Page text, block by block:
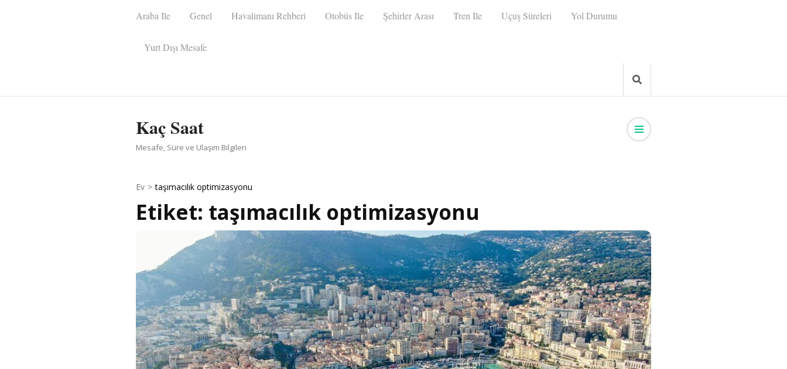
Araba Ile Genel Havalimanı Rehberi Otobüs Ile Şehirler Arası Tren Ile Uçuş Süreleri Yol Durumu
Yurt Dışı Mesafe
Kaç Saat
Mesafe, Süre ve Ulaşım Bilgileri
Ev > taşımacılık optimizasyonu
Etiket: taşımacılık optimizasyonu